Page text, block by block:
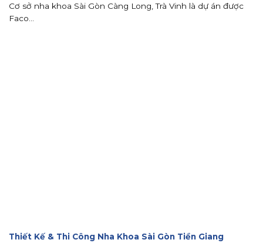
Cơ sở nha khoa Sài Gòn Càng Long, Trà Vinh là dự án được
Faco...
Thiết Kế & Thi Công Nha Khoa Sài Gòn Tiền Giang